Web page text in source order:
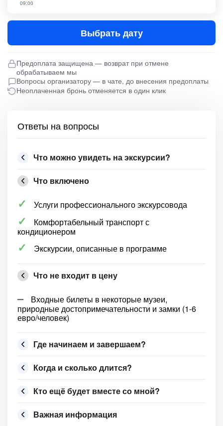
09:00
Выбрать дату
Предоплата защищена — возврат при отмене
обрабатываем мы
Вопросы организатору — в чате, до внесения предоплаты
Неоплаченная бронь отменяется в один клик
Ответы на вопросы
Что можно увидеть на экскурсии?
Что включено
Услуги профессионального экскурсовода
Комфортабельный транспорт с
кондиционером
Экскурсии, описанные в программе
Что не входит в цену
Входные билеты в некоторые музеи,
природные достопримечательности и замки (1-6
евро/человек)
Где начинаем и завершаем?
Когда и сколько длится?
Кто ещё будет вместе со мной?
Важная информация